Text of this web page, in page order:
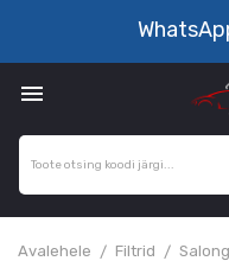

Avalehele Filtrid